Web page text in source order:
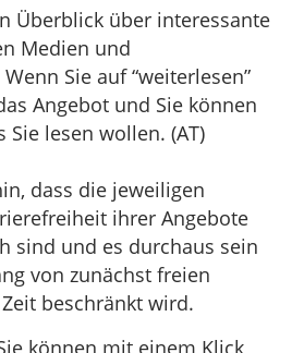
Überblick über interessante
Medien und
Sie auf “weiterlesen”
Angebot und Sie können
Sie lesen wollen. (AT)
dass die jeweiligen
ihrer Angebote
sind und es durchaus sein
von zunächst freien
beschränkt wird.
können mit einem Klick